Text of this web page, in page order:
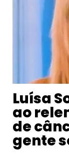
Luísa
ao
de
gente